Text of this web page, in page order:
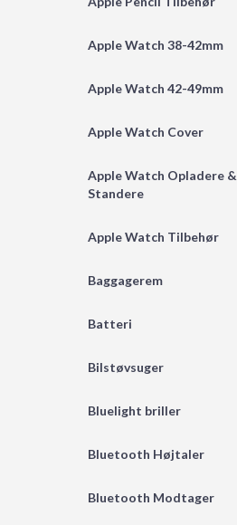
Apple Watch 38-42mm
Apple Watch 42-49mm
Apple Watch Cover
Apple Watch Opladere &
Standere
Apple Watch Tilbehør
Baggagerem
Batteri
Bilstøvsuger
Bluelight briller
Bluetooth Højtaler
Bluetooth Modtager